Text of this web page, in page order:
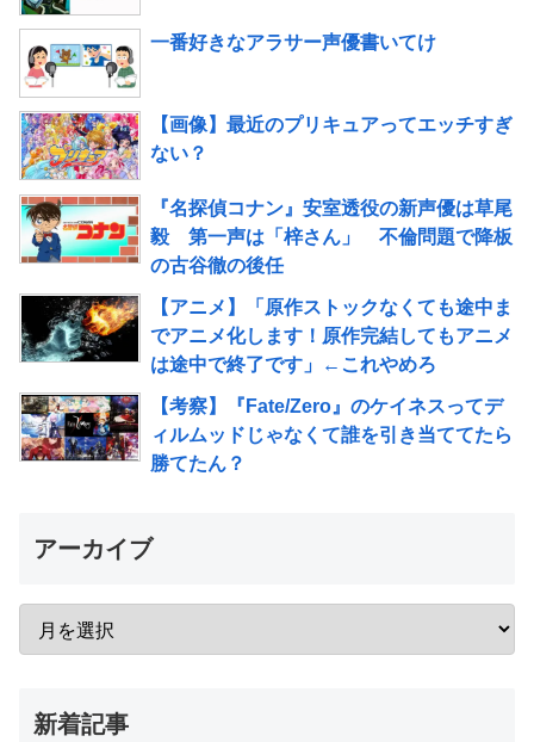
一番好きなアラサー声優書いてけ
【画像】最近のプリキュアってエッチすぎ
ない？
『名探偵コナン』安室透役の新声優は草尾
毅 第一声は「梓さん」 不倫問題で降板
の古谷徹の後任
【アニメ】「原作ストックなくても途中ま
でアニメ化します！原作完結してもアニメ
は途中で終了です」←これやめろ
【考察】『Fate/Zero』のケイネスってデ
ィルムッドじゃなくて誰を引き当ててたら
勝てたん？
アーカイブ
新着記事